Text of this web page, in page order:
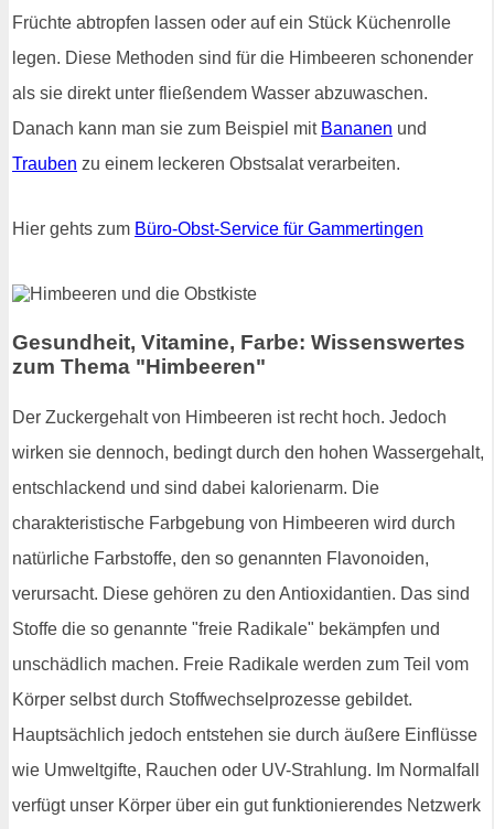
Früchte abtropfen lassen oder auf ein Stück Küchenrolle
legen. Diese Methoden sind für die Himbeeren schonender
als sie direkt unter fließendem Wasser abzuwaschen.
Danach kann man sie zum Beispiel mit Bananen und
Trauben zu einem leckeren Obstsalat verarbeiten.
Hier gehts zum Büro-Obst-Service für Gammertingen
Gesundheit, Vitamine, Farbe: Wissenswertes
zum Thema "Himbeeren"
Der Zuckergehalt von Himbeeren ist recht hoch. Jedoch
wirken sie dennoch, bedingt durch den hohen Wassergehalt,
entschlackend und sind dabei kalorienarm. Die
charakteristische Farbgebung von Himbeeren wird durch
natürliche Farbstoffe, den so genannten Flavonoiden,
verursacht. Diese gehören zu den Antioxidantien. Das sind
Stoffe die so genannte "freie Radikale" bekämpfen und
unschädlich machen. Freie Radikale werden zum Teil vom
Körper selbst durch Stoffwechselprozesse gebildet.
Hauptsächlich jedoch entstehen sie durch äußere Einflüsse
wie Umweltgifte, Rauchen oder UV-Strahlung. Im Normalfall
verfügt unser Körper über ein gut funktionierendes Netzwerk